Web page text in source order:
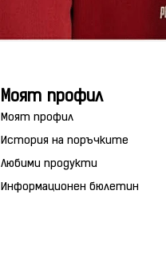
Моят профил
Моят профил
История на поръчките
Любими продукти
Информационен бюлетин